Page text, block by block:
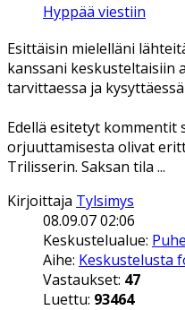
Hyppää viestiin
Esittäisin mielelläni
kanssani keskusteltaisiin
tarvittaessa ja
Edellä esitetyt kommentit
orjuuttamisesta olivat
Trilisserin. Saksan tila ...
Kirjoittaja Tylsimys
08.09.07 02:06
Keskustelualue:
Aihe: Keskustelusta
Vastaukset: 47
Luettu: 93464